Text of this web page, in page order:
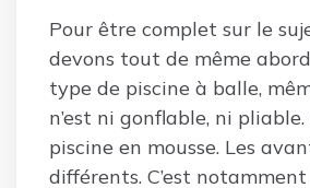
Pour être complet sur le
devons tout de même
type de piscine à balle,
n’est ni gonflable, ni pliable.
piscine en mousse. Les
différents. C’est